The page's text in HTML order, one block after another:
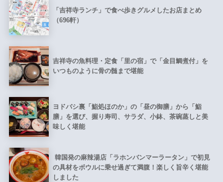
「吉祥寺ランチ」で食べ歩きグルメしたお店まとめ
（696軒）
吉祥寺の魚料理・定食「里の宿」で「金目鯛煮付」を
いつものように骨の髄まで堪能
ヨドバシ裏「鮨処ほのか」の「昼の御膳」から「鮨
膳」を選び、握り寿司、サラダ、小鉢、茶碗蒸しと美
味しく堪能
韓国発の麻辣湯店「ラホンバンマーラータン」で初見
の具材をボウルに乗せ過ぎて満腹！楽しく旨辛く堪能
しました